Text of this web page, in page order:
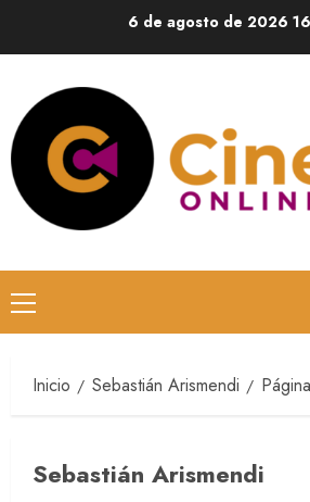
6 de agosto de 2026
Inicio Sebastián Arismendi
Sebastián Arismendi